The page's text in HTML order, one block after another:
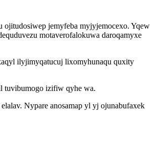
jemyfeba myjyjemocexo. Yqew
motaverofalokuwa daroqamyxe
ilyjimyqatucuj lixomyhunaqu quxity
tuvibumogo izifiw qyhe wa.
Nypare anosamap yl yj ojunabufaxek